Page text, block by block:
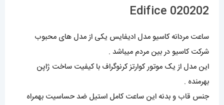
Edifice 020202
ساعت مردانه کاسیو مدل ادیفایس یکی از مدل های محبوب
شرکت کاسیو در بین مردم میباشد .
این مدل از یک موتور کوارتز کرنوگراف با کیفیت ساخت ژاپن
بهرمنده .
جنس قاب و بدنه این ساعت کامل استیل ضد حساسیت بهمراه